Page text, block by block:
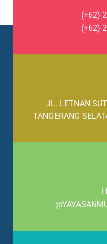
(+62)
(+62)
JL. LETNAN
TANGERANG